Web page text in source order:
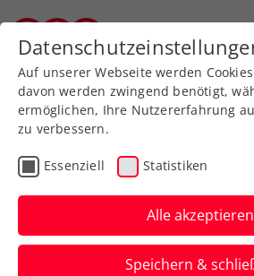
Zurück zur Newsübersicht
Turniere
Generali Open
Erler/Miedler
Titeltriple an
Auf unserer Webseite werden
davon werden zwingend benötigt,
ermöglichen, Ihre Nutzererfahrung
zu verbessern.
Essenziell Statistiken
Alle akzeptieren
Speichern &